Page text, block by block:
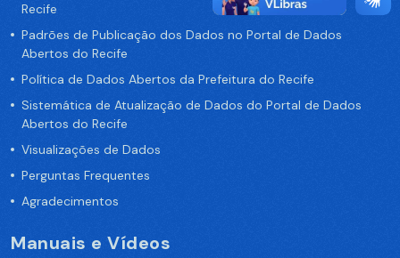
Recife
Padrões de Publicação dos Dados no Portal de Dados
Abertos do Recife
Política de Dados Abertos da Prefeitura do Recife
Sistemática de Atualização de Dados do Portal de Dados
Abertos do Recife
Visualizações de Dados
Perguntas Frequentes
Agradecimentos
Manuais e Vídeos